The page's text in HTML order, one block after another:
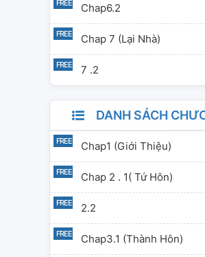
Chap6.2
Chap 7 (lại Nhà)
7 .2
DANH SÁCH
Chap1 (Giới Thiệu)
Chap 2 . 1( Tứ Hôn)
2.2
Chap3.1 (Thành Hôn)